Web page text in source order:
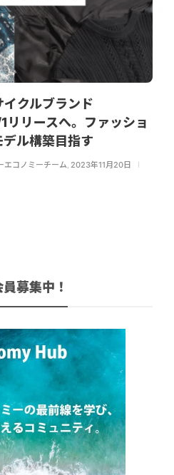
クルブランド
リリースへ。ファッショ
ル構築目指す
エコノミーチーム, 2023年11月20日
募集中！